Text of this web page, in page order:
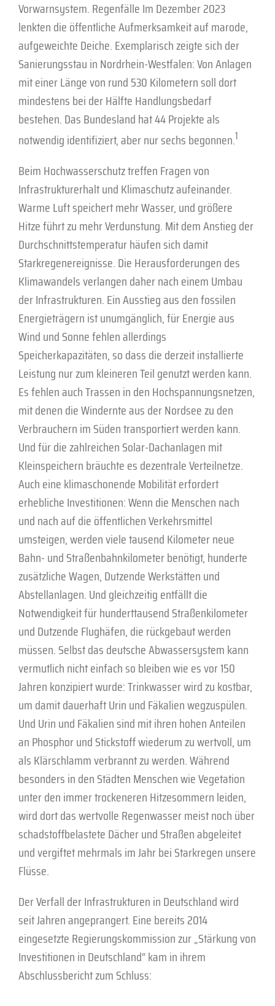
Vorwarnsystem. Regenfälle Im Dezember 2023
lenkten die öffentliche Aufmerksamkeit auf marode,
aufgeweichte Deiche. Exemplarisch zeigte sich der
Sanierungsstau in Nordrhein-Westfalen: Von Anlagen
mit einer Länge von rund 530 Kilometern soll dort
mindestens bei der Hälfte Handlungsbedarf
bestehen. Das Bundesland hat 44 Projekte als
notwendig identifiziert, aber nur sechs begonnen.1
Beim Hochwasserschutz treffen Fragen von
Infrastrukturerhalt und Klimaschutz aufeinander.
Warme Luft speichert mehr Wasser, und größere
Hitze führt zu mehr Verdunstung. Mit dem Anstieg der
Durchschnitts­temperatur häufen sich damit
Starkregenereignisse. Die Herausforderungen des
Klimawandels verlangen daher nach einem Umbau
der Infrastrukturen. Ein Ausstieg aus den fossilen
Energieträgern ist unumgänglich, für Energie aus
Wind und Sonne fehlen allerdings
Speicherkapazitäten, so dass die derzeit installierte
Leistung nur zum kleineren Teil genutzt werden kann.
Es fehlen auch Trassen in den Hochspannungsnetzen,
mit denen die Windernte aus der Nordsee zu den
Verbrauchern im Süden transportiert werden kann.
Und für die zahlreichen Solar-Dachanlagen mit
Kleinspeichern bräuchte es dezentrale Verteilnetze.
Auch eine klimaschonende Mobilität erfordert
erhebliche Investitionen: Wenn die Menschen nach
und nach auf die öffentlichen Verkehrsmittel
umsteigen, werden viele tausend Kilometer neue
Bahn- und Straßenbahnkilometer benötigt, hunderte
zusätzliche Wagen, Dutzende Werkstätten und
Abstellanlagen. Und gleichzeitig entfällt die
Notwendigkeit für hunderttausend Straßenkilometer
und Dutzende Flughäfen, die rückgebaut werden
müssen. Selbst das deutsche Abwassersystem kann
vermutlich nicht einfach so bleiben wie es vor 150
Jahren konzipiert wurde: Trinkwasser wird zu kostbar,
um damit dauerhaft Urin und Fäkalien wegzuspülen.
Und Urin und Fäkalien sind mit ihren hohen Anteilen
an Phosphor und Stickstoff wiederum zu wertvoll, um
als Klärschlamm verbrannt zu werden. Während
besonders in den Städten Menschen wie Vegetation
unter den immer trockeneren Hitzesommern leiden,
wird dort das wertvolle Regenwasser meist noch über
schadstoffbelastete Dächer und Straßen abgeleitet
und vergiftet mehrmals im Jahr bei Starkregen unsere
Flüsse.
Der Verfall der Infrastrukturen in Deutschland wird
seit Jahren angeprangert. Eine bereits 2014
eingesetzte Regierungskommission zur „Stärkung von
Investitionen in Deutschland“ kam in ihrem
Abschlussbericht zum Schluss: